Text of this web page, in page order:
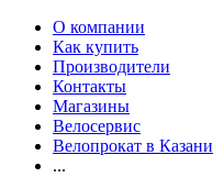
О компании
Как купить
Производители
Контакты
Магазины
Велосервис
Велопрокат в Казани
...